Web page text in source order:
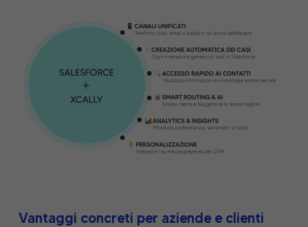
Vantaggi concreti per aziende e clienti